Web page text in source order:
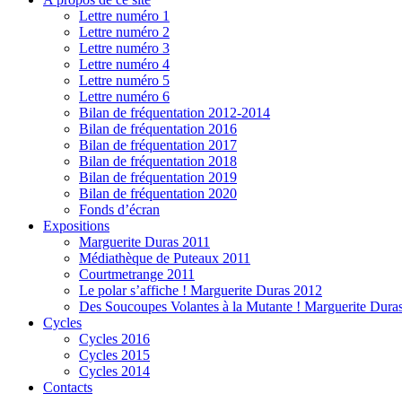
Lettre numéro 1
Lettre numéro 2
Lettre numéro 3
Lettre numéro 4
Lettre numéro 5
Lettre numéro 6
Bilan de fréquentation 2012-2014
Bilan de fréquentation 2016
Bilan de fréquentation 2017
Bilan de fréquentation 2018
Bilan de fréquentation 2019
Bilan de fréquentation 2020
Fonds d’écran
Expositions
Marguerite Duras 2011
Médiathèque de Puteaux 2011
Courtmetrange 2011
Le polar s’affiche ! Marguerite Duras 2012
Des Soucoupes Volantes à la Mutante ! Marguerite
Cycles
Cycles 2016
Cycles 2015
Cycles 2014
Contacts